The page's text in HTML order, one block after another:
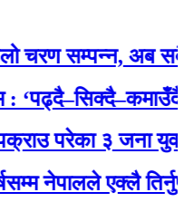
सम्पन्न, अब सबै
परेका ३ जना
एक्‍लै तिर्नुपर्ने’